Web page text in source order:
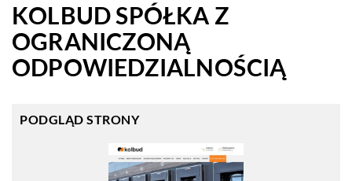
KOLBUD SPÓŁKA Z
OGRANICZONĄ
ODPOWIEDZIALNOŚCIĄ
PODGLĄD STRONY